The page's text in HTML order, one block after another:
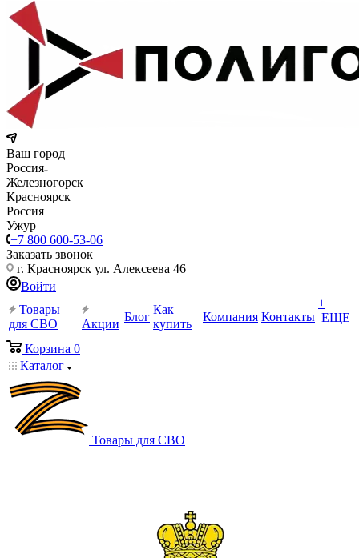
Ваш город
Россия
Железногорск
Красноярск
Россия
Ужур
+7 800 600-53-06
Заказать звонок
г. Красноярск ул. Алексеева 46
Войти
Товары
для СВО
Акции
Блог
Как
купить
Компания Контакты
+
ЕЩЕ
Корзина 0
Каталог
Товары для СВО